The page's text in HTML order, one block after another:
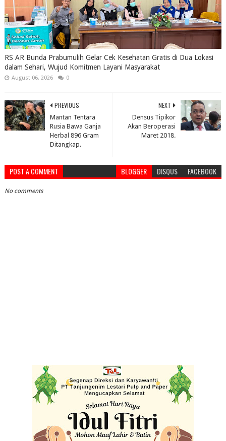
RS AR Bunda Prabumulih Gelar Cek Kesehatan Gratis di Dua Lokasi
dalam Sehari, Wujud Komitmen Layani Masyarakat
August 06, 2026 0
NEXT
Densus Tipikor
Akan Beroperasi
Maret 2018.
PREVIOUS
Mantan Tentara
Rusia Bawa Ganja
Herbal 896 Gram
Ditangkap.
POST A COMMENT BLOGGER DISQUS FACEBOOK
No comments